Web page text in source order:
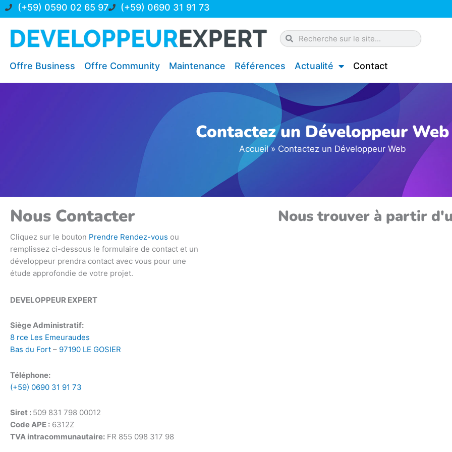
Aller
au
contenu
(+59) 0590 02 65 97 (+59) 0690 31 91 73
Rechercher
Rechercher
Offre Business Offre Community Maintenance Références Actualité Contact
Contactez un Développeur Web
Accueil» Contactez un Développeur Web
Nous Contacter
Cliquez sur le bouton Prendre Rendez-vous ou
remplissez ci-dessous le formulaire de contact et un
développeur prendra contact avec vous pour une
étude approfondie de votre projet.
DEVELOPPEUR EXPERT
Siège Administratif:
8 rce Les Emeuraudes
Bas du Fort – 97190 LE GOSIER
Téléphone:
(+59) 0690 31 91 73
Siret : 509 831 798 00012
Code APE : 6312Z
TVA intracommunautaire: FR 855 098 317 98
Nous trouver à partir